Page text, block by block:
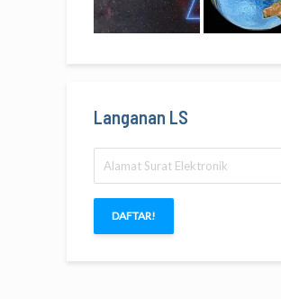
Langanan LS
Surat
Elektronik
DAFTAR!